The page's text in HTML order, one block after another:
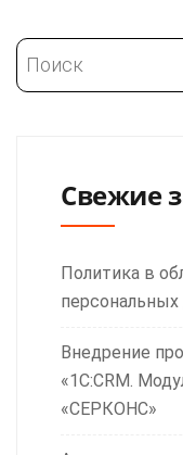
Поиск
Свежие
Политика в
Внедрение
«1С:CRM.
«СЕРКОНС»